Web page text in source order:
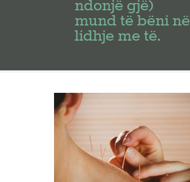
ndonjë gjë)
mund të bëni në
lidhje me të.